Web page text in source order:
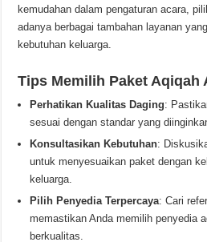
kemudahan dalam pengaturan acara,
adanya berbagai tambahan layanan
kebutuhan keluarga.
Tips Memilih Paket Aqiqah
Perhatikan Kualitas Daging:
sesuai dengan standar yang
Konsultasikan Kebutuhan:
untuk menyesuaikan paket dengan
keluarga.
Pilih Penyedia Terpercaya: Cari
memastikan Anda memilih penyedia
berkualitas.